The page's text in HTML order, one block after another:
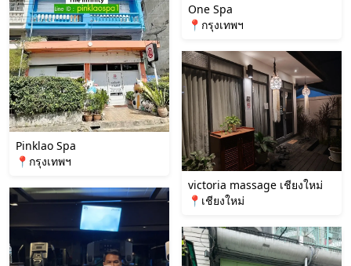
Pinklao Spa
📍กรุงเทพฯ
One Spa
📍กรุงเทพฯ
victoria massage เชียงใหม่
📍เชียงใหม่